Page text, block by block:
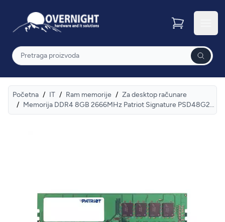
Overnight
Pretraga
Početna / IT / Ram memorije / Za desktop računare
/
Memorija DDR4 8GB 2666MHz Patriot Signature PSD48G266681